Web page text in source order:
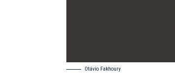
Otávio Fakhoury